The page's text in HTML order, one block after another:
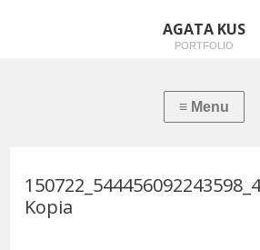
AGATA KUS
PORTFOLIO
Kopia